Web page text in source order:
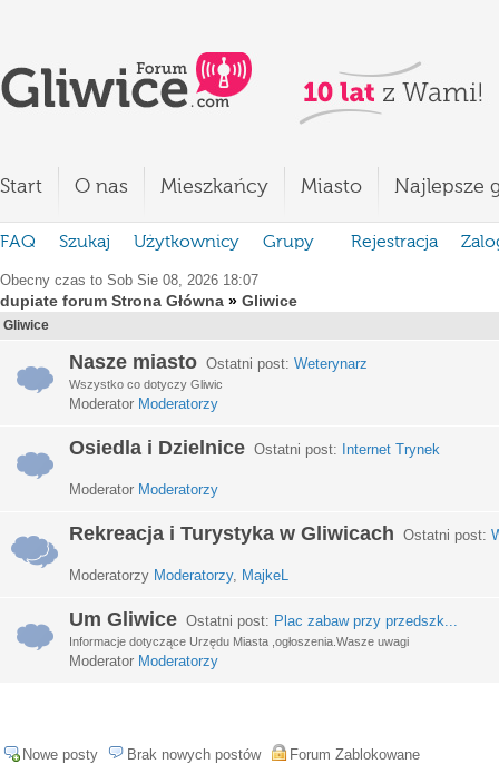
Start O nas Mieszkańcy Miasto Najlepsze
FAQ Szukaj Użytkownicy Grupy Rejestracja
Obecny czas to Sob Sie 08, 2026 18:07
dupiate forum Strona Główna » Gliwice
Gliwice
Nasze miasto Ostatni post: Weterynarz
Wszystko co dotyczy Gliwic
Moderator Moderatorzy
Osiedla i Dzielnice Ostatni post: Internet Trynek
Moderator Moderatorzy
Rekreacja i Turystyka w Gliwicach Ostatni post:
Moderatorzy Moderatorzy, MajkeL
Um Gliwice Ostatni post: Plac zabaw przy przedszk...
Informacje dotyczące Urzędu Miasta ,ogłoszenia.Wasze uwagi
Moderator Moderatorzy
Nowe posty Brak nowych postów Forum Zablokowane